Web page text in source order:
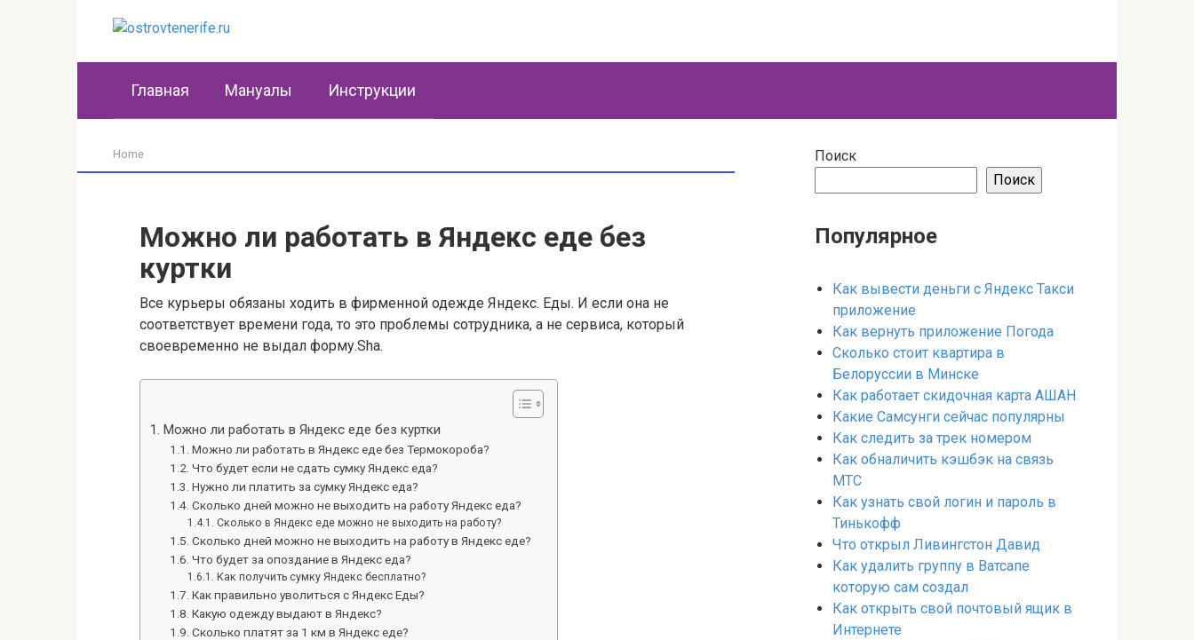
Главная Мануалы Инструкции
Home
Можно ли работать в Яндекс еде без
куртки
Все курьеры обязаны ходить в фирменной одежде Яндекс. Еды. И если она не
соответствует времени года, то это проблемы сотрудника, а не сервиса, который
своевременно не выдал форму.Sha.
Можно ли работать в Яндекс еде без куртки
Можно ли работать в Яндекс еде без Термокороба?
Что будет если не сдать сумку Яндекс еда?
Нужно ли платить за сумку Яндекс еда?
Сколько дней можно не выходить на работу Яндекс еда?
Сколько в Яндекс еде можно не выходить на работу?
Сколько дней можно не выходить на работу в Яндекс еде?
Что будет за опоздание в Яндекс еда?
Как получить сумку Яндекс бесплатно?
Как правильно уволиться с Яндекс Еды?
Какую одежду выдают в Яндекс?
Сколько платят за 1 км в Яндекс еде?
Поиск
Поиск
Популярное
Как вывести деньги с Яндекс Такси
приложение
Как вернуть приложение Погода
Сколько стоит квартира в
Белоруссии в Минске
Как работает скидочная карта АШАН
Какие Самсунги сейчас популярны
Как следить за трек номером
Как обналичить кэшбэк на связь
МТС
Как узнать свой логин и пароль в
Тинькофф
Что открыл Ливингстон Давид
Как удалить группу в Ватсапе
которую сам создал
Как открыть свой почтовый ящик в
Интернете